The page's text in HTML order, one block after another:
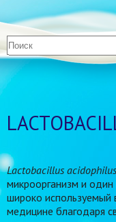
Lactobacillus acidophilus
микроорганизм и
широко
медицине благодаря